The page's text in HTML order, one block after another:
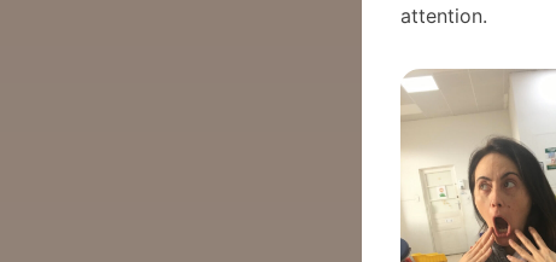
attention.